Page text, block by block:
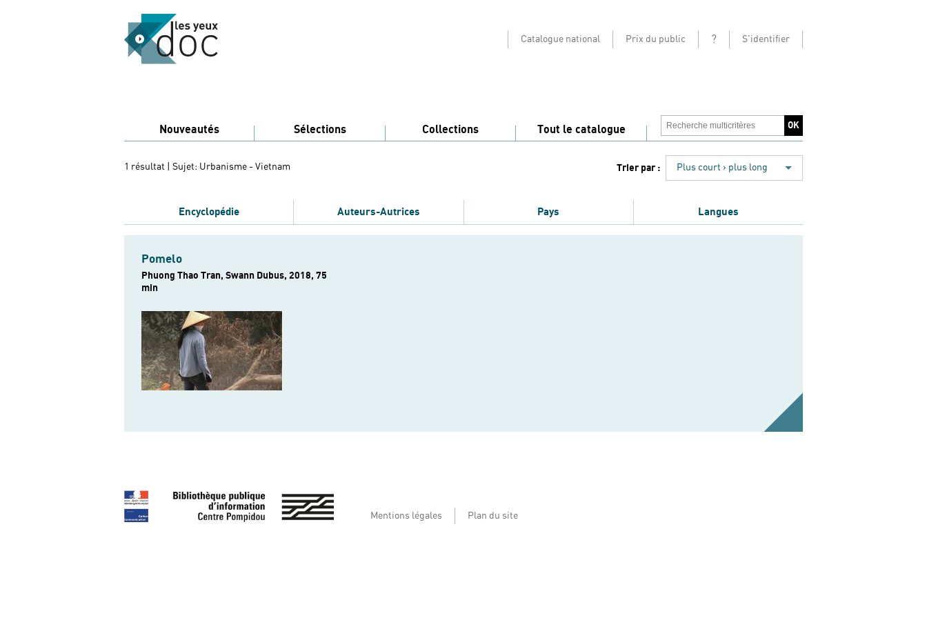
Catalogue national Prix du public ? S'identifier
Nouveautés Sélections Collections Tout le catalogue
1 résultat | Sujet: Urbanisme - Vietnam Trier par : Plus court › plus long
Encyclopédie Auteurs-Autrices Pays Langues
Pomelo
Phuong Thao Tran, Swann Dubus, 2018, 75
min
Mentions légales Plan du site